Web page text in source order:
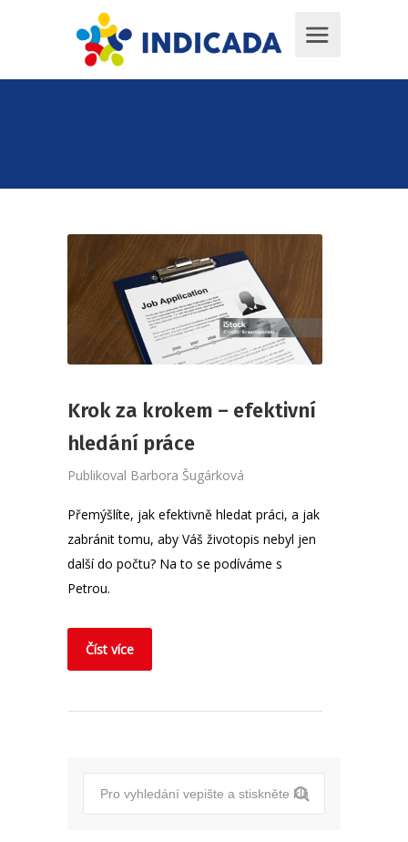
Krok za krokem – efektivní
hledání práce
Publikoval Barbora Šugárková
Přemýšlíte, jak efektivně hledat práci, a jak
zabránit tomu, aby Váš životopis nebyl jen
další do počtu? Na to se podíváme s
Petrou.
Číst více